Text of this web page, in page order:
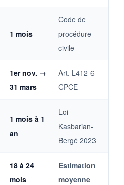
1 mois
Code de
procédure
civile
1er nov. →
31 mars
Art. L412-6
CPCE
1 mois à 1
an
Loi
Kasbarian-
Bergé 2023
18 à 24
mois
Estimation
moyenne